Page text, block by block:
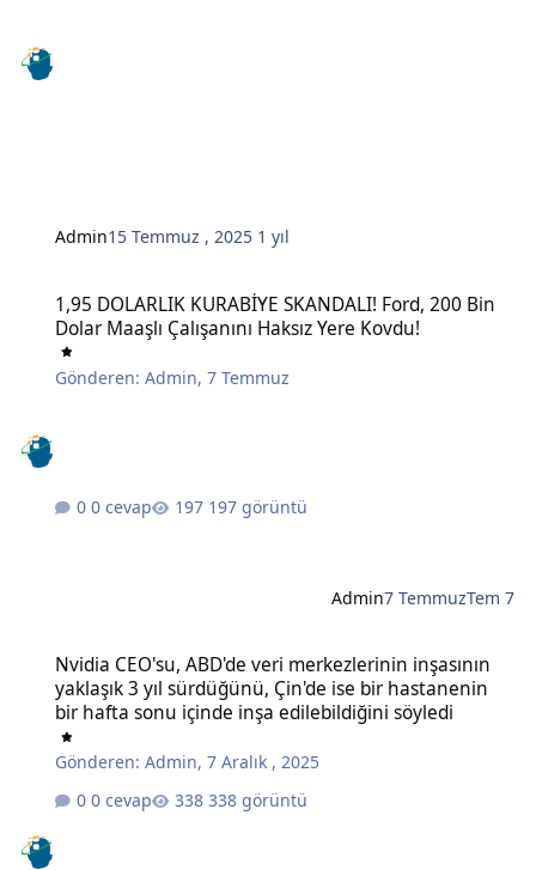
Admin15 Temmuz , 2025 1 yıl
1,95 DOLARLIK KURABİYE SKANDALI! Ford, 200 Bin
Dolar Maaşlı Çalışanını Haksız Yere Kovdu!
Gönderen:Admin,7 Temmuz
0 cevap 197 görüntü
Admin7 TemmuzTem 7
Nvidia CEO'su, ABD'de veri merkezlerinin inşasının
yaklaşık 3 yıl sürdüğünü, Çin'de ise bir hastanenin
bir hafta sonu içinde inşa edilebildiğini söyledi
Gönderen:Admin,7 Aralık , 2025
0 cevap
338 görüntü